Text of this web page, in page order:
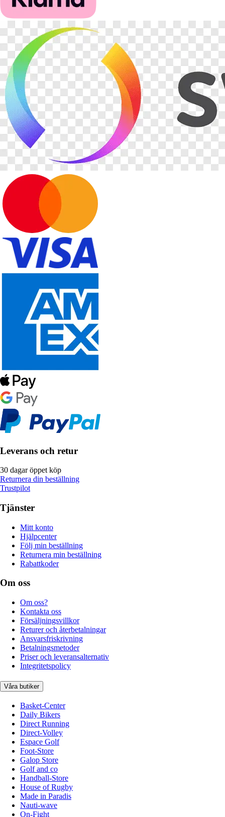
Leverans och retur
30 dagar öppet köp
Returnera din beställning
Trustpilot
Tjänster
Mitt konto
Hjälpcenter
Följ min beställning
Returnera min beställning
Rabattkoder
Om oss
Om oss?
Kontakta oss
Försäljningsvillkor
Returer och återbetalningar
Ansvarsfriskrivning
Betalningsmetoder
Priser och leveransalternativ
Integritetspolicy
Våra butiker
Basket-Center
Daily Bikers
Direct Running
Direct-Volley
Espace Golf
Foot-Store
Galop Store
Golf and co
Handball-Store
House of Rugby
Made in Paradis
Nauti-wave
On-Fight